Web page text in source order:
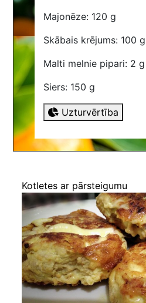
Majonēze: 120 g
Skābais krējums: 100 g
Malti melnie pipari: 2 g
Siers: 150 g
Uzturvērtība
Kotletes ar pārsteigumu